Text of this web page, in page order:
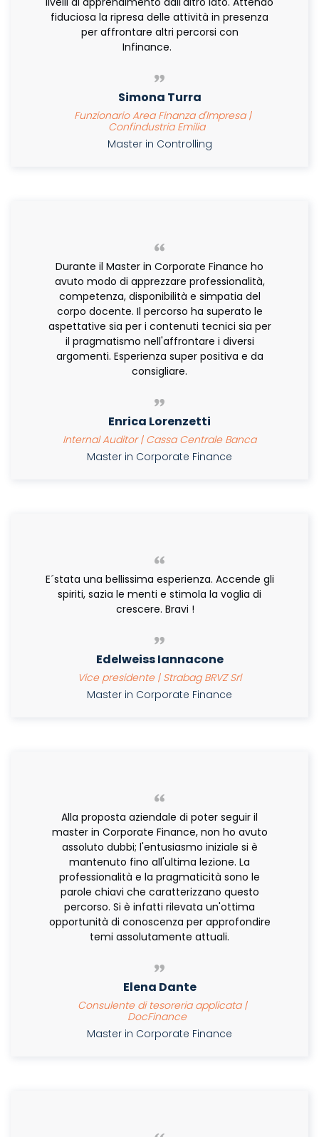
fiduciosa la ripresa delle attività in presenza
per affrontare altri percorsi con
Infinance.
Simona Turra
Funzionario Area Finanza d'Impresa |
Confindustria Emilia
Master in Controlling
Durante il Master in Corporate Finance ho
avuto modo di apprezzare professionalità,
competenza, disponibilità e simpatia del
corpo docente. Il percorso ha superato le
aspettative sia per i contenuti tecnici sia per
il pragmatismo nell'affrontare i diversi
argomenti. Esperienza super positiva e da
consigliare.
Enrica Lorenzetti
Internal Auditor | Cassa Centrale Banca
Master in Corporate Finance
E´stata una bellissima esperienza. Accende gli
spiriti, sazia le menti e stimola la voglia di
crescere. Bravi !
Edelweiss Iannacone
Vice presidente | Strabag BRVZ Srl
Master in Corporate Finance
Alla proposta aziendale di poter seguir il
master in Corporate Finance, non ho avuto
assoluto dubbi; l'entusiasmo iniziale si è
mantenuto fino all'ultima lezione. La
professionalità e la pragmaticità sono le
parole chiavi che caratterizzano questo
percorso. Si è infatti rilevata un'ottima
opportunità di conoscenza per approfondire
temi assolutamente attuali.
Elena Dante
Consulente di tesoreria applicata |
DocFinance
Master in Corporate Finance